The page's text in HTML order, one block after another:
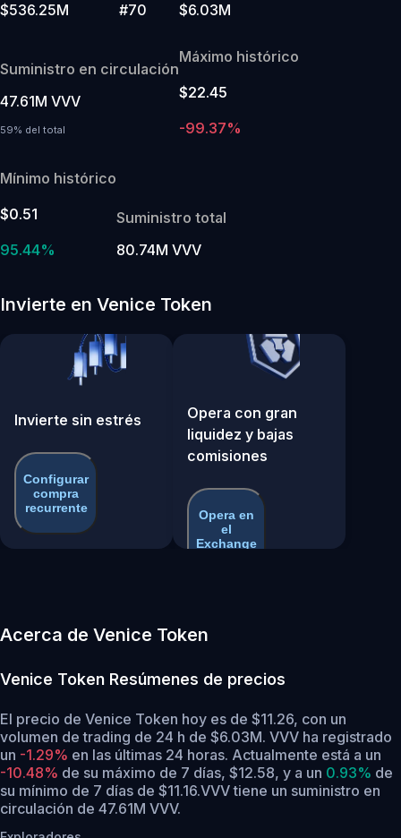
$536.25M
#70
$6.03M
Suministro en circulación
47.61M VVV
59% del total
Máximo histórico
$22.45
-99.37%
Mínimo histórico
$0.51
95.44%
Suministro total
80.74M VVV
Invierte en Venice Token
Invierte sin estrés
Configurar
compra
recurrente
Opera con gran
liquidez y bajas
comisiones
Opera en
el
Exchange
Acerca de Venice Token
Venice Token Resúmenes de precios
El precio de Venice Token hoy es de $11.26, con un
volumen de trading de 24 h de $6.03M. VVV ha registrado
un -1.29% en las últimas 24 horas. Actualmente está a un
-10.48% de su máximo de 7 días, $12.58, y a un 0.93% de
su mínimo de 7 días de $11.16.VVV tiene un suministro en
circulación de 47.61M VVV.